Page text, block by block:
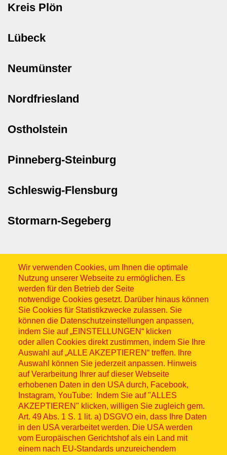
Kreis Plön
Lübeck
Neumünster
Nordfriesland
Ostholstein
Pinneberg-Steinburg
Schleswig-Flensburg
Stormarn-Segeberg
Wir verwenden Cookies, um Ihnen die optimale
Nutzung unserer Webseite zu ermöglichen. Es
werden für den Betrieb der Seite
notwendige Cookies gesetzt. Darüber hinaus können
Sie Cookies für Statistikzwecke zulassen. Sie
können die Datenschutzeinstellungen anpassen,
indem Sie auf „EINSTELLUNGEN“ klicken
oder allen Cookies direkt zustimmen, indem Sie Ihre
Auswahl auf „ALLE AKZEPTIEREN“ treffen. Ihre
Auswahl können Sie jederzeit anpassen. Hinweis
auf Verarbeitung Ihrer auf dieser Webseite
erhobenen Daten in den USA durch, Facebook,
Instagram, YouTube: Indem Sie auf "ALLES
AKZEPTIEREN" klicken, willigen Sie zugleich gem.
Art. 49 Abs. 1 S. 1 lit. a) DSGVO ein, dass Ihre Daten
in den USA verarbeitet werden. Die USA werden
vom Europäischen Gerichtshof als ein Land mit
einem nach EU-Standards unzureichendem
Sitemap
© ASB 2026
Fußzeilenmenü
Impressum
Datenschutz
Kontakt